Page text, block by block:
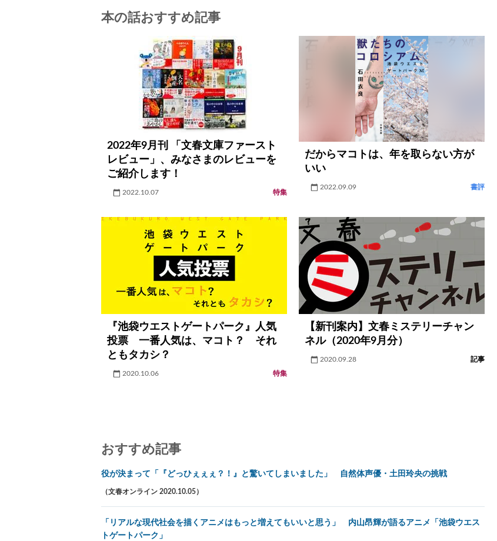
本の話おすすめ記事
2022年9月刊 「文春文庫ファースト
レビュー」、みなさまのレビューを
ご紹介します！
2022.10.07 特集
だからマコトは、年を取らない方が
いい
2022.09.09 書評
『池袋ウエストゲートパーク』人気
投票 一番人気は、マコト？ それ
ともタカシ？
2020.10.06 特集
【新刊案内】文春ミステリーチャン
ネル（2020年9月分）
2020.09.28 記事
おすすめ記事
役が決まって「『どっひぇぇぇ？！』と驚いてしまいました」 自然体声優・土田玲央の挑戦
（文春オンライン 2020.10.05）
「リアルな現代社会を描くアニメはもっと増えてもいいと思う」 内山昂輝が語るアニメ「池袋ウエス
トゲートパーク」